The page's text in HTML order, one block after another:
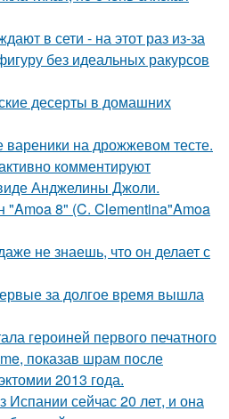
в сети - на этот раз из-за
без идеальных ракурсов
десерты в домашних
на дрожжевом тесте.
комментируют
Анджелины Джоли.
"Amoa 8" (C. Clementina"Amoa
не знаешь, что он делает с
за долгое время вышла
героиней первого печатного
показав шрам после
2013 года.
Испании сейчас 20 лет, и она